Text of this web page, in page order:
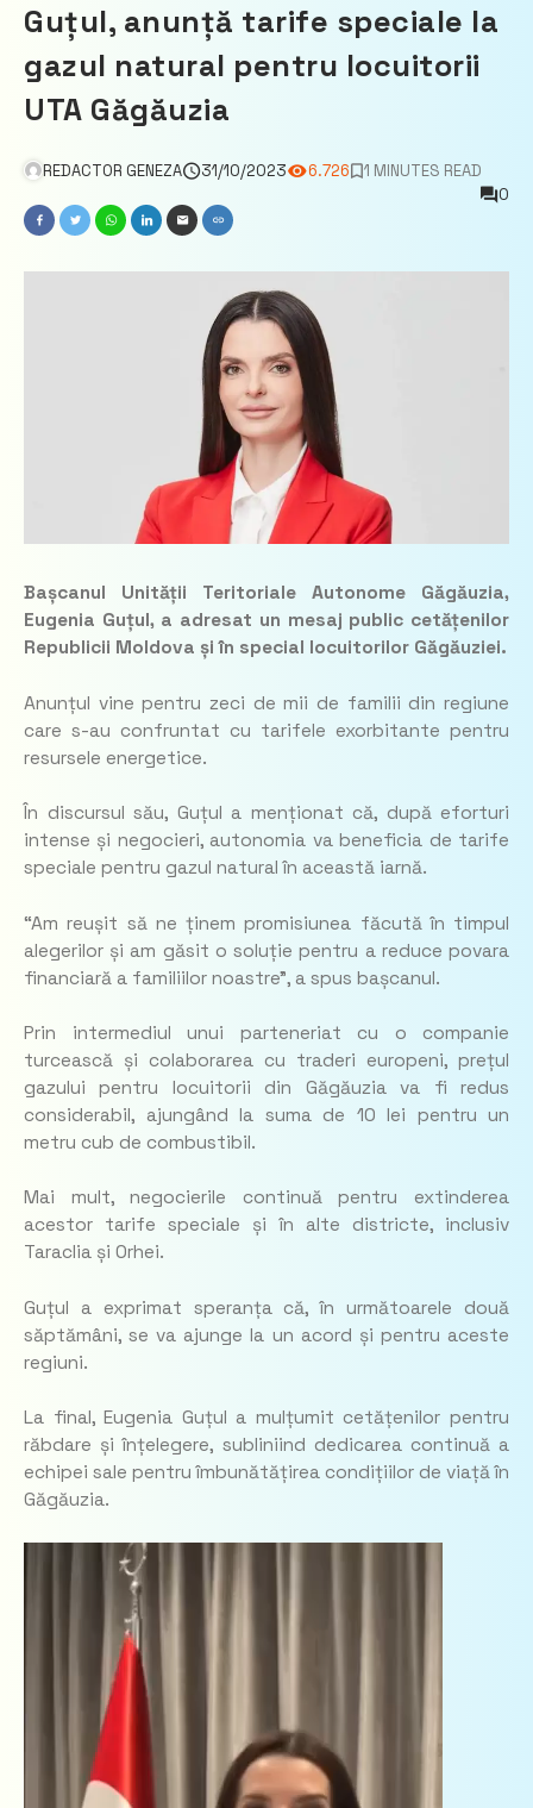
Guțul, anunță tarife speciale la
gazul natural pentru locuitorii
UTA Găgăuzia
REDACTOR GENEZA 31/10/2023 6.726
1 MINUTES READ
0
Bașcanul Unității Teritoriale Autonome Găgăuzia,
Eugenia Guțul, a adresat un mesaj public cetățenilor
Republicii Moldova și în special locuitorilor Găgăuziei.
Anunțul vine pentru zeci de mii de familii din regiune
care s-au confruntat cu tarifele exorbitante pentru
resursele energetice.
În discursul său, Guțul a menționat că, după eforturi
intense și negocieri, autonomia va beneficia de tarife
speciale pentru gazul natural în această iarnă.
“Am reușit să ne ținem promisiunea făcută în timpul
alegerilor și am găsit o soluție pentru a reduce povara
financiară a familiilor noastre”, a spus bașcanul.
Prin intermediul unui parteneriat cu o companie
turcească și colaborarea cu traderi europeni, prețul
gazului pentru locuitorii din Găgăuzia va fi redus
considerabil, ajungând la suma de 10 lei pentru un
metru cub de combustibil.
Mai mult, negocierile continuă pentru extinderea
acestor tarife speciale și în alte districte, inclusiv
Taraclia și Orhei.
Guțul a exprimat speranța că, în următoarele două
săptămâni, se va ajunge la un acord și pentru aceste
regiuni.
La final, Eugenia Guțul a mulțumit cetățenilor pentru
răbdare și înțelegere, subliniind dedicarea continuă a
echipei sale pentru îmbunătățirea condițiilor de viață în
Găgăuzia.